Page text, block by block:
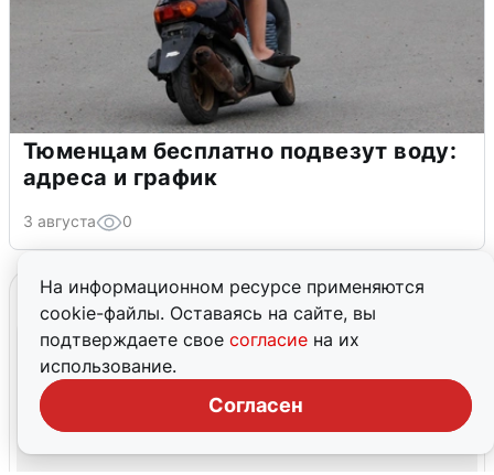
На информационном ресурсе применяются
cookie-файлы. Оставаясь на сайте, вы
подтверждаете свое согласие на их
использование.
Согласен
Тюменцам бесплатно подвезут воду:
адреса и график
3 августа 0